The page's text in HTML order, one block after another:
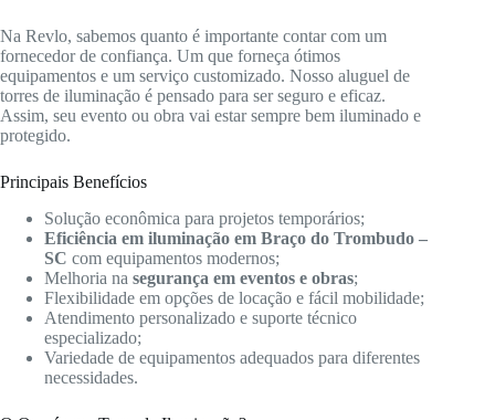
Na Revlo, sabemos quanto é importante contar com um
fornecedor de confiança. Um que forneça ótimos
equipamentos e um serviço customizado. Nosso aluguel de
torres de iluminação é pensado para ser seguro e eficaz.
Assim, seu evento ou obra vai estar sempre bem iluminado e
protegido.
Principais Benefícios
Solução econômica para projetos temporários;
Eficiência em iluminação em Braço do Trombudo –
SC com equipamentos modernos;
Melhoria na segurança em eventos e obras;
Flexibilidade em opções de locação e fácil mobilidade;
Atendimento personalizado e suporte técnico
especializado;
Variedade de equipamentos adequados para diferentes
necessidades.